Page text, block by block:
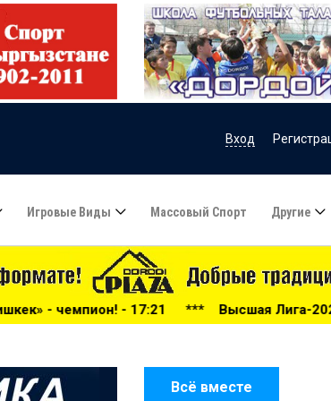
Вход
Игровые Виды Массовый Спорт Другие
***Высшая Лига-2026: беспощадный
Всё вместе